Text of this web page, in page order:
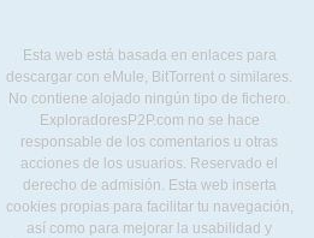
Esta web está basada en enlaces para
descargar con eMule, BitTorrent o similares.
No contiene alojado ningún tipo de fichero.
ExploradoresP2P.com no se hace
responsable de los comentarios u otras
acciones de los usuarios. Reservado el
derecho de admisión. Esta web inserta
cookies propias para facilitar tu navegación,
así como para mejorar la usabilidad y